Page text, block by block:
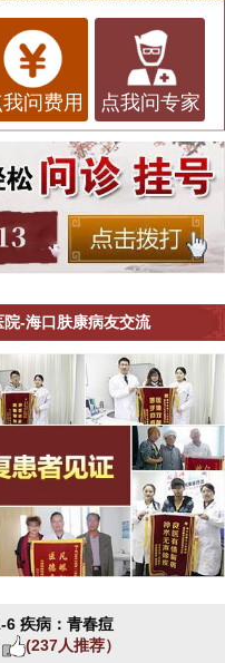
我问费用 点我问专家
-海口肤康病友交流
6 疾病：青春痘
(237人推荐）